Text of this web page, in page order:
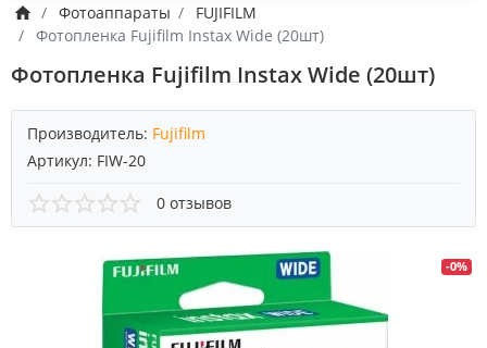
Фотоаппараты
FUJIFILM
Фотопленка Fujifilm Instax Wide (20шт)
Фотопленка Fujifilm Instax Wide (20шт)
Производитель: Fujifilm
Артикул: FIW-20
0 отзывов
-0%